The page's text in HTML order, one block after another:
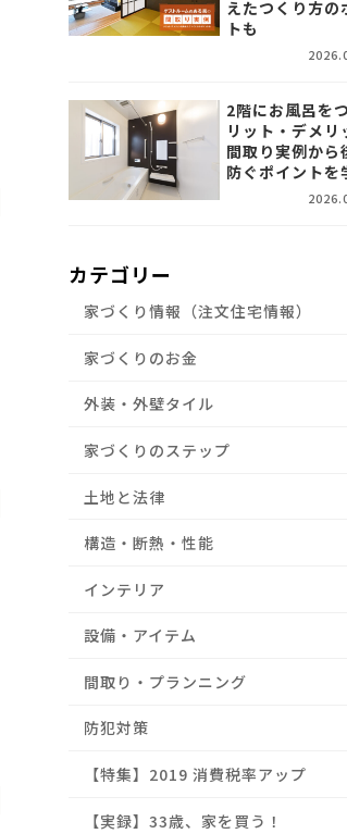
えたつくり方の
トも
2階にお風呂を
リット・デメリ
間取り実例から
防ぐポイントを
カテゴリー
家づくり情報（注文住宅情報）
家づくりのお金
外装・外壁タイル
家づくりのステップ
土地と法律
構造・断熱・性能
インテリア
設備・アイテム
間取り・プランニング
防犯対策
【特集】2019 消費税率アップ
【実録】33歳、家を買う！